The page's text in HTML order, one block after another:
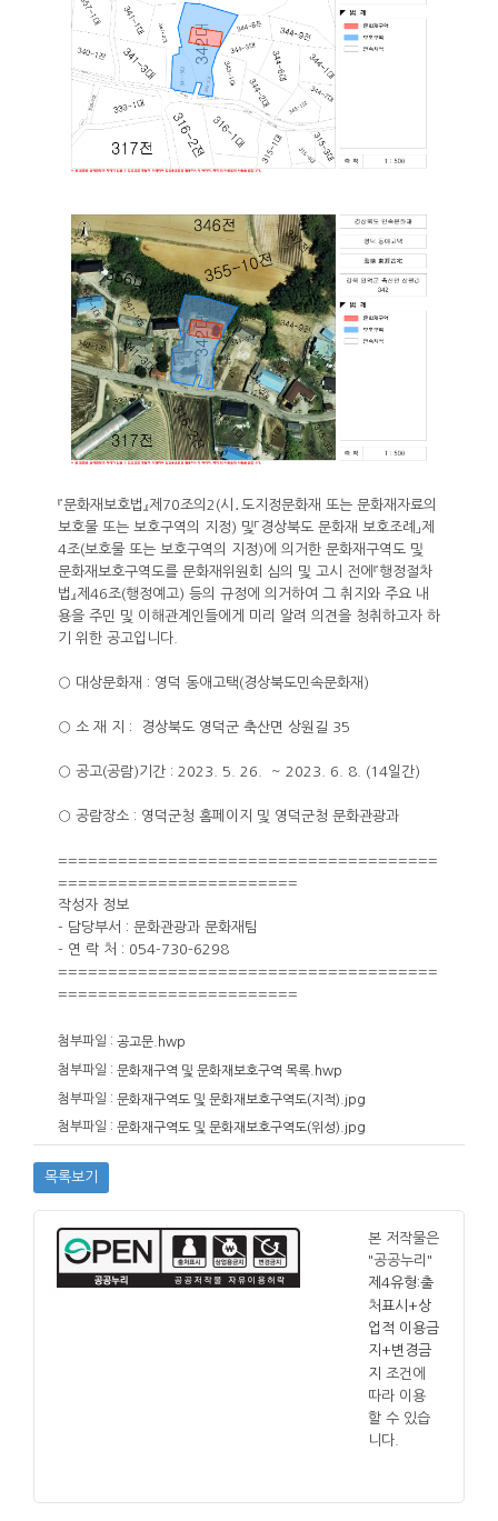
『문화재보호법』제70조의2(시․도지정문화재 또는 문화재자료의
보호물 또는 보호구역의 지정) 및「경상북도 문화재 보호조례」제
4조(보호물 또는 보호구역의 지정)에 의거한 문화재구역도 및
문화재보호구역도를 문화재위원회 심의 및 고시 전에『행정절차
법』제46조(행정예고) 등의 규정에 의거하여 그 취지와 주요 내
용을 주민 및 이해관계인들에게 미리 알려 의견을 청취하고자 하
기 위한 공고입니다.
○ 대상문화재 : 영덕 동애고택(경상북도민속문화재)
○ 소 재 지 : 경상북도 영덕군 축산면 상원길 35
○ 공고(공람)기간 : 2023. 5. 26. ~ 2023. 6. 8. (14일간)
○ 공람장소 : 영덕군청 홈페이지 및 영덕군청 문화관광과
======================================
========================
작성자 정보
- 담당부서 : 문화관광과 문화재팀
- 연 락 처 : 054-730-6298
======================================
========================
첨부파일 : 공고문.hwp
첨부파일 : 문화재구역 및 문화재보호구역 목록.hwp
첨부파일 : 문화재구역도 및 문화재보호구역도(지적).jpg
첨부파일 : 문화재구역도 및 문화재보호구역도(위성).jpg
목록보기
본 저작물은
"공공누리"
제4유형:출
처표시+상
업적 이용금
지+변경금
지 조건에
따라 이용
할 수 있습
니다.